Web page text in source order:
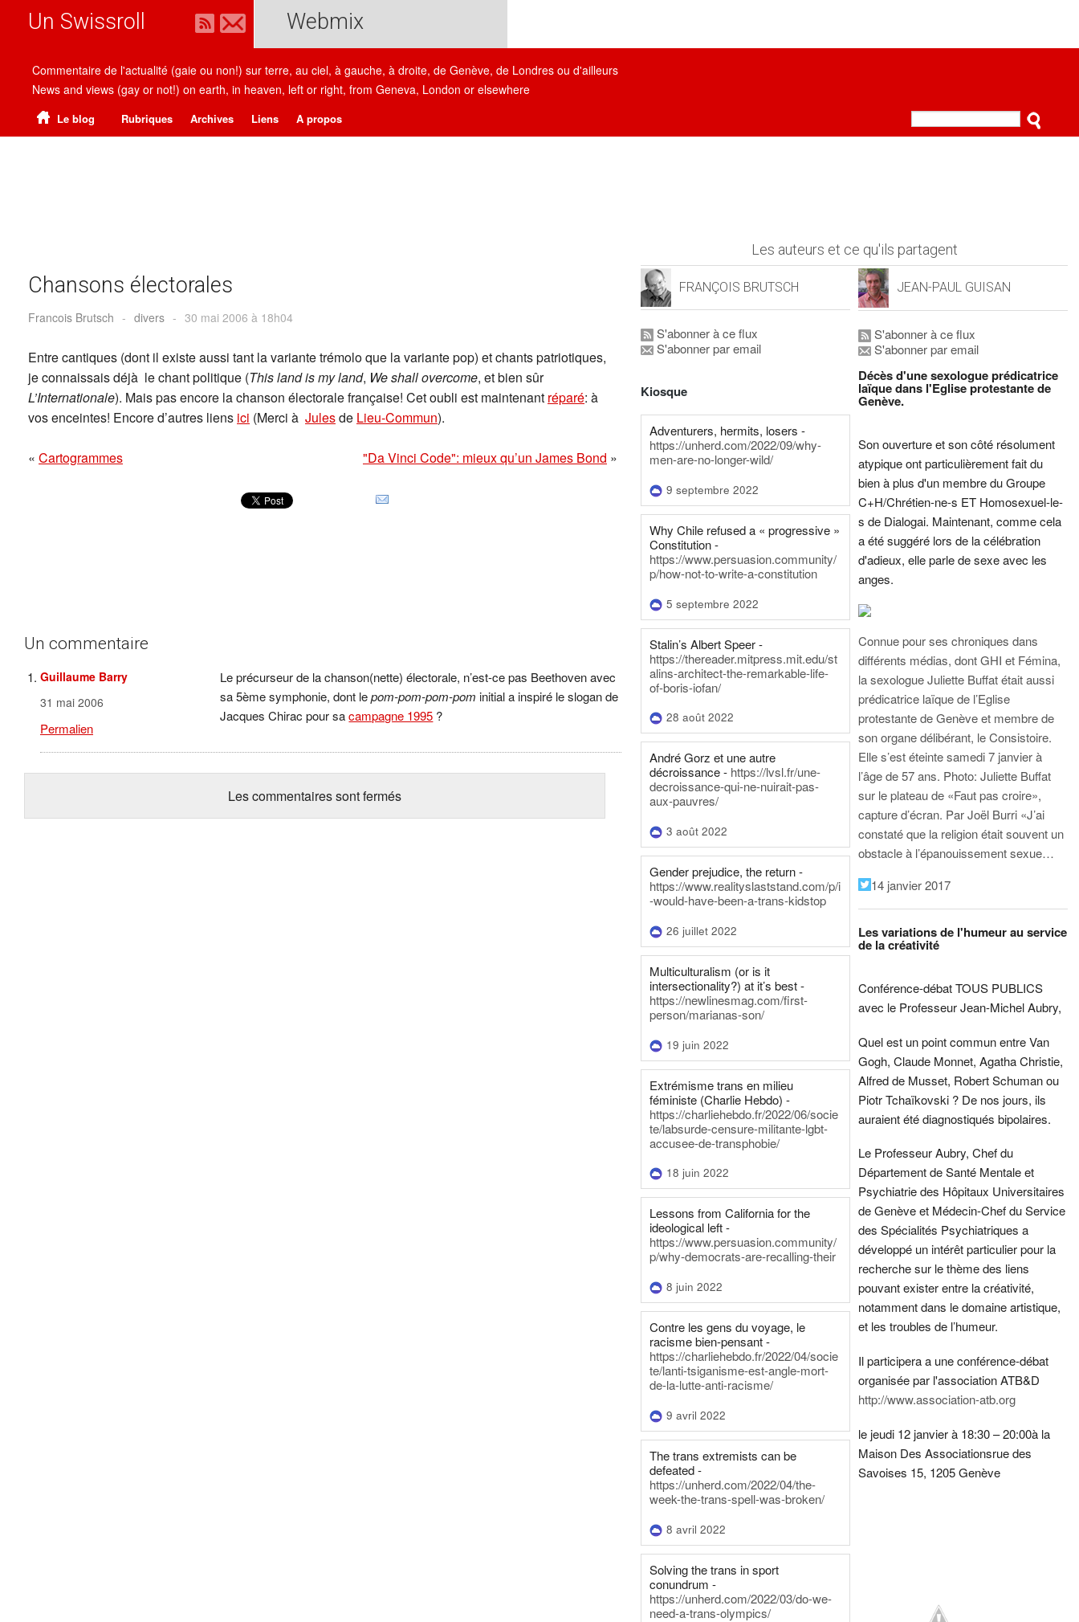
Un Swissroll Webmix
Commentaire de l'actualité (gaie ou non!) sur terre, au ciel, à gauche, à droite, de Genève, de Londres ou d'ailleurs
News and views (gay or not!) on earth, in heaven, left or right, from Geneva, London or elsewhere
Le blog Rubriques Archives Liens A propos
Chansons électorales
Francois Brutsch - divers - 30 mai 2006 à 18h04
Entre cantiques (dont il existe aussi tant la variante trémolo que la variante pop) et chants patriotiques,
je connaissais déjà le chant politique (This land is my land, We shall overcome, et bien sûr
L’Internationale). Mais pas encore la chanson électorale française! Cet oubli est maintenant réparé: à
vos enceintes! Encore d’autres liens ici (Merci à Julesde Lieu-Commun).
« Cartogrammes "Da Vinci Code": mieux qu’un James Bond »
Un commentaire
Guillaume Barry
31 mai 2006
Permalien
Le précurseur de la chanson(nette) électorale, n’est-ce pas Beethoven avec
sa 5ème symphonie, dont lepom-pom-pom-pom initial a inspiré le slogan de
Jacques Chirac pour sacampagne 1995 ?
Les commentaires sont fermés
Les auteurs et ce qu'ils partagent
FRANÇOIS BRUTSCH
S'abonner à ce flux
S'abonner par email
Kiosque
Adventurers, hermits, losers -
https://unherd.com/2022/09/why-
men-are-no-longer-wild/
9 septembre 2022
Why Chile refused a « progressive »
Constitution -
https://www.persuasion.community/
p/how-not-to-write-a-constitution
5 septembre 2022
Stalin’s Albert Speer -
https://thereader.mitpress.mit.edu/st
alins-architect-the-remarkable-life-
of-boris-iofan/
28 août 2022
André Gorz et une autre
décroissance - https://lvsl.fr/une-
decroissance-qui-ne-nuirait-pas-
aux-pauvres/
3 août 2022
Gender prejudice, the return -
https://www.realityslaststand.com/p/i
-would-have-been-a-trans-kidstop
26 juillet 2022
Multiculturalism (or is it
intersectionality?) at it’s best -
https://newlinesmag.com/first-
person/marianas-son/
19 juin 2022
Extrémisme trans en milieu
féministe (Charlie Hebdo) -
https://charliehebdo.fr/2022/06/socie
te/labsurde-censure-militante-lgbt-
accusee-de-transphobie/
18 juin 2022
Lessons from California for the
ideological left -
https://www.persuasion.community/
p/why-democrats-are-recalling-their
8 juin 2022
Contre les gens du voyage, le
racisme bien-pensant -
https://charliehebdo.fr/2022/04/socie
te/lanti-tsiganisme-est-angle-mort-
de-la-lutte-anti-racisme/
9 avril 2022
The trans extremists can be
defeated -
https://unherd.com/2022/04/the-
week-the-trans-spell-was-broken/
8 avril 2022
Solving the trans in sport
conundrum -
https://unherd.com/2022/03/do-we-
need-a-trans-olympics/
JEAN-PAUL GUISAN
S'abonner à ce flux
S'abonner par email
Décès d'une sexologue prédicatrice
laïque dans l'Eglise protestante de
Genève.
Son ouverture et son côté résolument
atypique ont particulièrement fait du
bien à plus d'un membre du Groupe
C+H/Chrétien-ne-s ET Homosexuel-le-
s de Dialogai. Maintenant, comme cela
a été suggéré lors de la célébration
d'adieux, elle parle de sexe avec les
anges.
Connue pour ses chroniques dans
différents médias, dont GHI et Fémina,
la sexologue Juliette Buffat était aussi
prédicatrice laïque de l’Eglise
protestante de Genève et membre de
son organe délibérant, le Consistoire.
Elle s’est éteinte samedi 7 janvier à
l’âge de 57 ans. Photo: Juliette Buffat
sur le plateau de «Faut pas croire»,
capture d’écran. Par Joël Burri «J’ai
constaté que la religion était souvent un
obstacle à l’épanouissement sexue…
14 janvier 2017
Les variations de l'humeur au service
de la créativité
Conférence-débat TOUS PUBLICS
avec le Professeur Jean-Michel Aubry,
Quel est un point commun entre Van
Gogh, Claude Monnet, Agatha Christie,
Alfred de Musset, Robert Schuman ou
Piotr Tchaïkovski ? De nos jours, ils
auraient été diagnostiqués bipolaires.
Le Professeur Aubry, Chef du
Département de Santé Mentale et
Psychiatrie des Hôpitaux Universitaires
de Genève et Médecin-Chef du Service
des Spécialités Psychiatriques a
développé un intérêt particulier pour la
recherche sur le thème des liens
pouvant exister entre la créativité,
notamment dans le domaine artistique,
et les troubles de l’humeur.
Il participera a une conférence-débat
organisée par l'association ATB&D
http://www.association-atb.org
le jeudi 12 janvier à 18:30 – 20:00à la
Maison Des Associationsrue des
Savoises 15, 1205 Genève